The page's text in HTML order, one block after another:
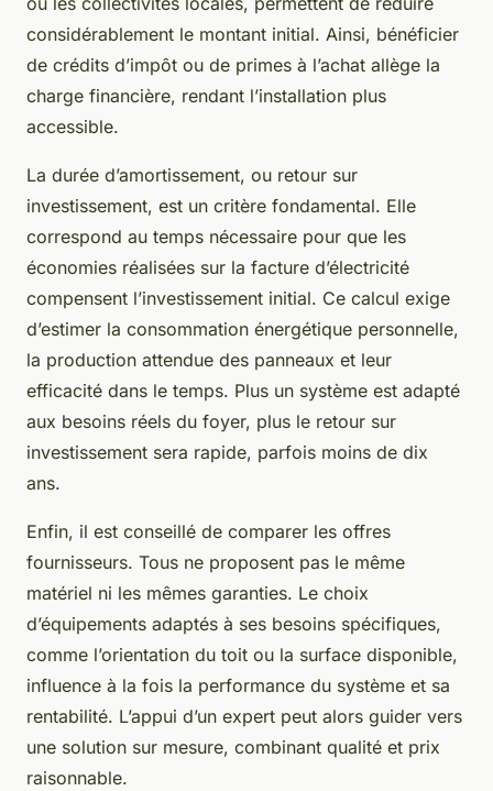
considérablement le montant initial. Ainsi, bénéficier
de crédits d’impôt ou de primes à l’achat allège la
charge financière, rendant l’installation plus
accessible.
La durée d’amortissement, ou retour sur
investissement, est un critère fondamental. Elle
correspond au temps nécessaire pour que les
économies réalisées sur la facture d’électricité
compensent l’investissement initial. Ce calcul exige
d’estimer la consommation énergétique personnelle,
la production attendue des panneaux et leur
efficacité dans le temps. Plus un système est adapté
aux besoins réels du foyer, plus le retour sur
investissement sera rapide, parfois moins de dix
ans.
Enfin, il est conseillé de comparer les offres
fournisseurs. Tous ne proposent pas le même
matériel ni les mêmes garanties. Le choix
d’équipements adaptés à ses besoins spécifiques,
comme l’orientation du toit ou la surface disponible,
influence à la fois la performance du système et sa
rentabilité. L’appui d’un expert peut alors guider vers
une solution sur mesure, combinant qualité et prix
raisonnable.